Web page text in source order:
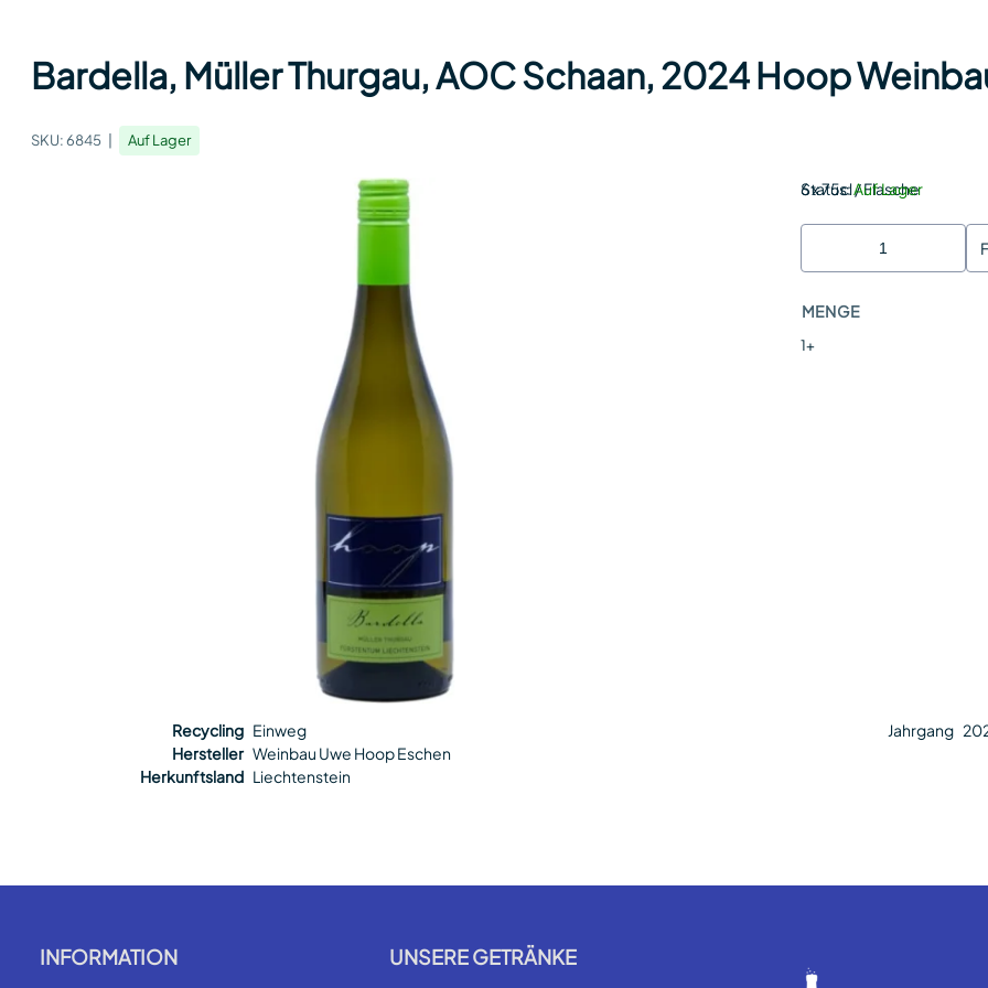
Bardella, Müller Thurgau, AOC Schaan, 2024 Hoop
SKU:6845 Auf Lager
Status:Auf Lager
6 x 75cl / Flasche
MENGE
1+
Recycling Einweg
Hersteller Weinbau Uwe Hoop Eschen
Herkunftsland Liechtenstein
Jahrgang
INFORMATION UNSERE GETRÄNKE